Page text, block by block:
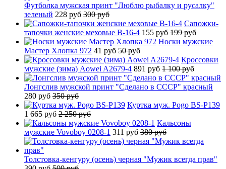
Футболка мужская принт "Люблю рыбалку и русалку"
зеленый 228 руб 300 руб
Сапожки-
тапочки женские меховые B-16-4 155 руб 199 руб
Носки мужские
Мастер Хлопка 972 41 руб 50 руб
Кроссовки
мужские (зима) Aowei A2679-4 891 руб 1 100 руб
Лонгслив мужской принт "Сделано в СССР" красный
280 руб 350 руб
Куртка муж. Pogo BS-P139
1 665 руб 2 250 руб
Кальсоны
мужские Vovoboy 0208-1 311 руб 380 руб
Толстовка-кенгуру (осень) черная "Мужик всегда прав"